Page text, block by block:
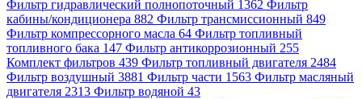
Фильтр гидравлический полнопоточный 1362 Фильтр
кабины/кондиционера 882 Фильтр трансмиссионный 849
Фильтр компрессорного масла 64 Фильтр топливный
топливного бака 147 Фильтр антикоррозионный 255
Комплект фильтров 439 Фильтр топливный двигателя 2484
Фильтр воздушный 3881 Фильтр части 1563 Фильтр масляный
двигателя 2313 Фильтр водяной 43